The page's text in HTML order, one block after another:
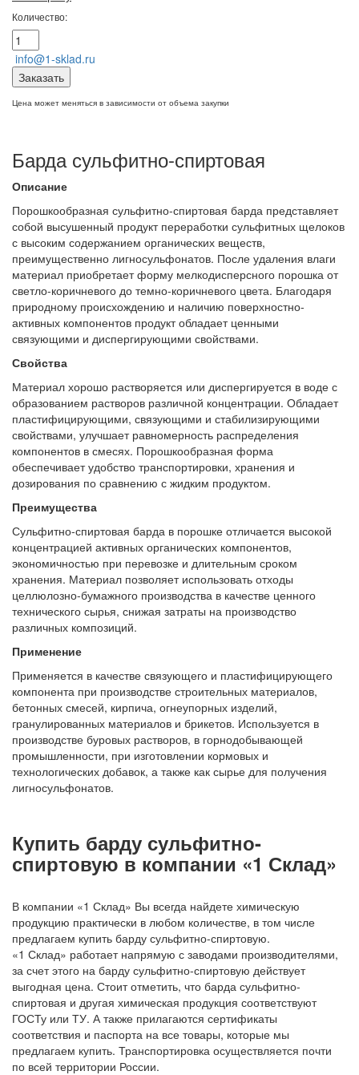
Количество:
info@1-sklad.ru
Заказать
Цена может меняться в зависимости от объема закупки
Барда сульфитно-спиртовая
Описание
Порошкообразная сульфитно-спиртовая барда представляет
собой высушенный продукт переработки сульфитных щелоков
с высоким содержанием органических веществ,
преимущественно лигносульфонатов. После удаления влаги
материал приобретает форму мелкодисперсного порошка от
светло-коричневого до темно-коричневого цвета. Благодаря
природному происхождению и наличию поверхностно-
активных компонентов продукт обладает ценными
связующими и диспергирующими свойствами.
Свойства
Материал хорошо растворяется или диспергируется в воде с
образованием растворов различной концентрации. Обладает
пластифицирующими, связующими и стабилизирующими
свойствами, улучшает равномерность распределения
компонентов в смесях. Порошкообразная форма
обеспечивает удобство транспортировки, хранения и
дозирования по сравнению с жидким продуктом.
Преимущества
Сульфитно-спиртовая барда в порошке отличается высокой
концентрацией активных органических компонентов,
экономичностью при перевозке и длительным сроком
хранения. Материал позволяет использовать отходы
целлюлозно-бумажного производства в качестве ценного
технического сырья, снижая затраты на производство
различных композиций.
Применение
Применяется в качестве связующего и пластифицирующего
компонента при производстве строительных материалов,
бетонных смесей, кирпича, огнеупорных изделий,
гранулированных материалов и брикетов. Используется в
производстве буровых растворов, в горнодобывающей
промышленности, при изготовлении кормовых и
технологических добавок, а также как сырье для получения
лигносульфонатов.
Купить барду сульфитно-
спиртовую в компании «1 Склад»
В компании «1 Склад» Вы всегда найдете химическую
продукцию практически в любом количестве, в том числе
предлагаем купить барду сульфитно-спиртовую.
«1 Склад» работает напрямую с заводами производителями,
за счет этого на барду сульфитно-спиртовую действует
выгодная цена. Стоит отметить, что барда сульфитно-
спиртовая и другая химическая продукция соответствуют
ГОСТу или ТУ. А также прилагаются сертификаты
соответствия и паспорта на все товары, которые мы
предлагаем купить. Транспортировка осуществляется почти
по всей территории России.